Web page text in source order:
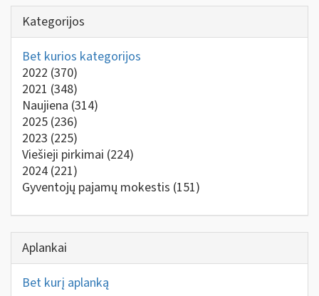
Kategorijos
Bet kurios kategorijos
2022 (370)
2021 (348)
Naujiena (314)
2025 (236)
2023 (225)
Viešieji pirkimai (224)
2024 (221)
Gyventojų pajamų mokestis (151)
Aplankai
Bet kurį aplanką